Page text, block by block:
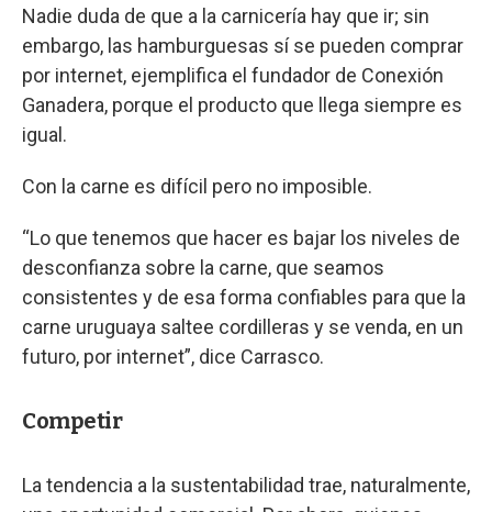
Nadie duda de que a la carnicería hay que ir; sin
embargo, las hamburguesas sí se pueden comprar
por internet, ejemplifica el fundador de Conexión
Ganadera, porque el producto que llega siempre es
igual.
Con la carne es difícil pero no imposible.
“Lo que tenemos que hacer es bajar los niveles de
desconfianza sobre la carne, que seamos
consistentes y de esa forma confiables para que la
carne uruguaya saltee cordilleras y se venda, en un
futuro, por internet”, dice Carrasco.
Competir
La tendencia a la sustentabilidad trae, naturalmente,